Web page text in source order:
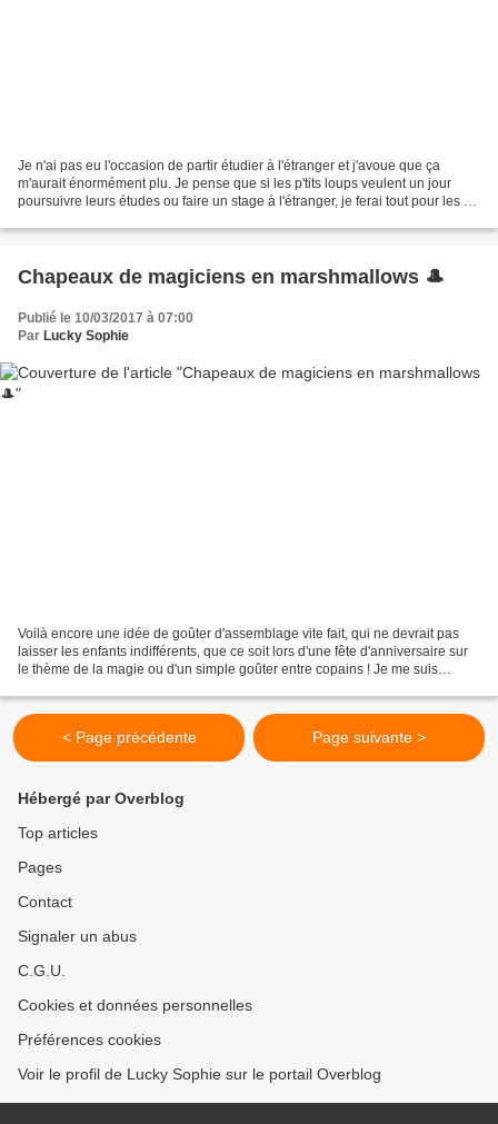
Je n'ai pas eu l'occasion de partir étudier à l'étranger et j'avoue que ça
m'aurait énormément plu. Je pense que si les p'tits loups veulent un jour
poursuivre leurs études ou faire un stage à l'étranger, je ferai tout pour les y
Chapeaux de magiciens en marshmallows 🎩
Publié le 10/03/2017 à 07:00
Par Lucky Sophie
Voilà encore une idée de goûter d'assemblage vite fait, qui ne devrait pas
laisser les enfants indifférents, que ce soit lors d'une fête d'anniversaire sur
le thème de la magie ou d'un simple goûter entre copains ! Je me suis
< Page précédente Page suivante >
Hébergé par Overblog
Top articles
Pages
Contact
Signaler un abus
C.G.U.
Cookies et données personnelles
Préférences cookies
Voir le profil de Lucky Sophie sur le portail Overblog